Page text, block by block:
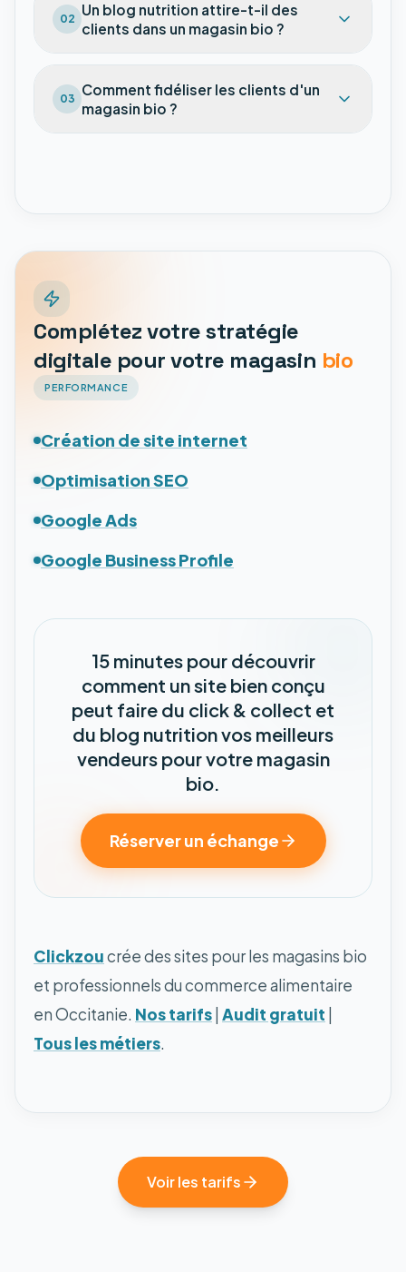
02
Un blog nutrition attire-t-il des
clients dans un magasin bio ?
03
Comment fidéliser les clients d'un
magasin bio ?
Complétez votre stratégie
digitale pour votre magasin bio
PERFORMANCE
Création de site internet
Optimisation SEO
Google Ads
Google Business Profile
15 minutes pour découvrir
comment un site bien conçu
peut faire du click & collect et
du blog nutrition vos meilleurs
vendeurs pour votre magasin
bio.
Réserver un échange
Clickzoucrée des sites pour les magasins bio
et professionnels du commerce alimentaire
en Occitanie. Nos tarifs Audit gratuit
Tous les métiers.
Voir les tarifs